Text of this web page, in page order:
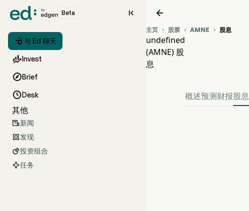
Beta 
 与 Ed 聊天
Invest
Brief
Desk
其他
新闻
发现
投资组合
任务

主页  股票  AMNE  股息
undefined
(AMNE) 股
息
概述预测 财报股息